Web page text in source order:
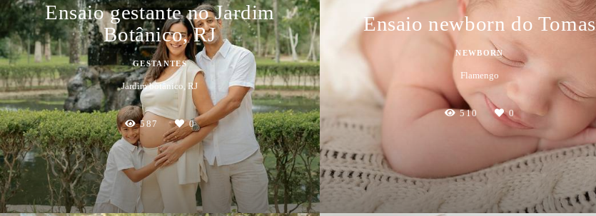
Ensaio gestante no Jardim
Botânico, RJ
GESTANTES
Jardim botânico, RJ
587 0
Ensaio newborn do Tomas
NEWBORN
Flamengo
510 0